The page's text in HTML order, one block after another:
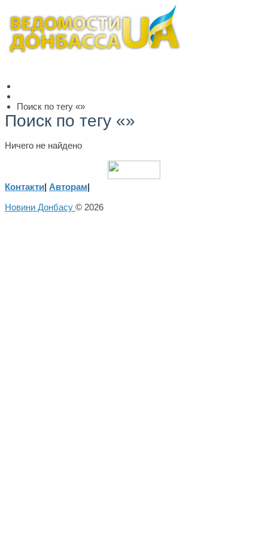
Поиск по тегу «»
Поиск по тегу «»
Ничего не найдено
Контакти| Авторам|
Новини Донбасу © 2026